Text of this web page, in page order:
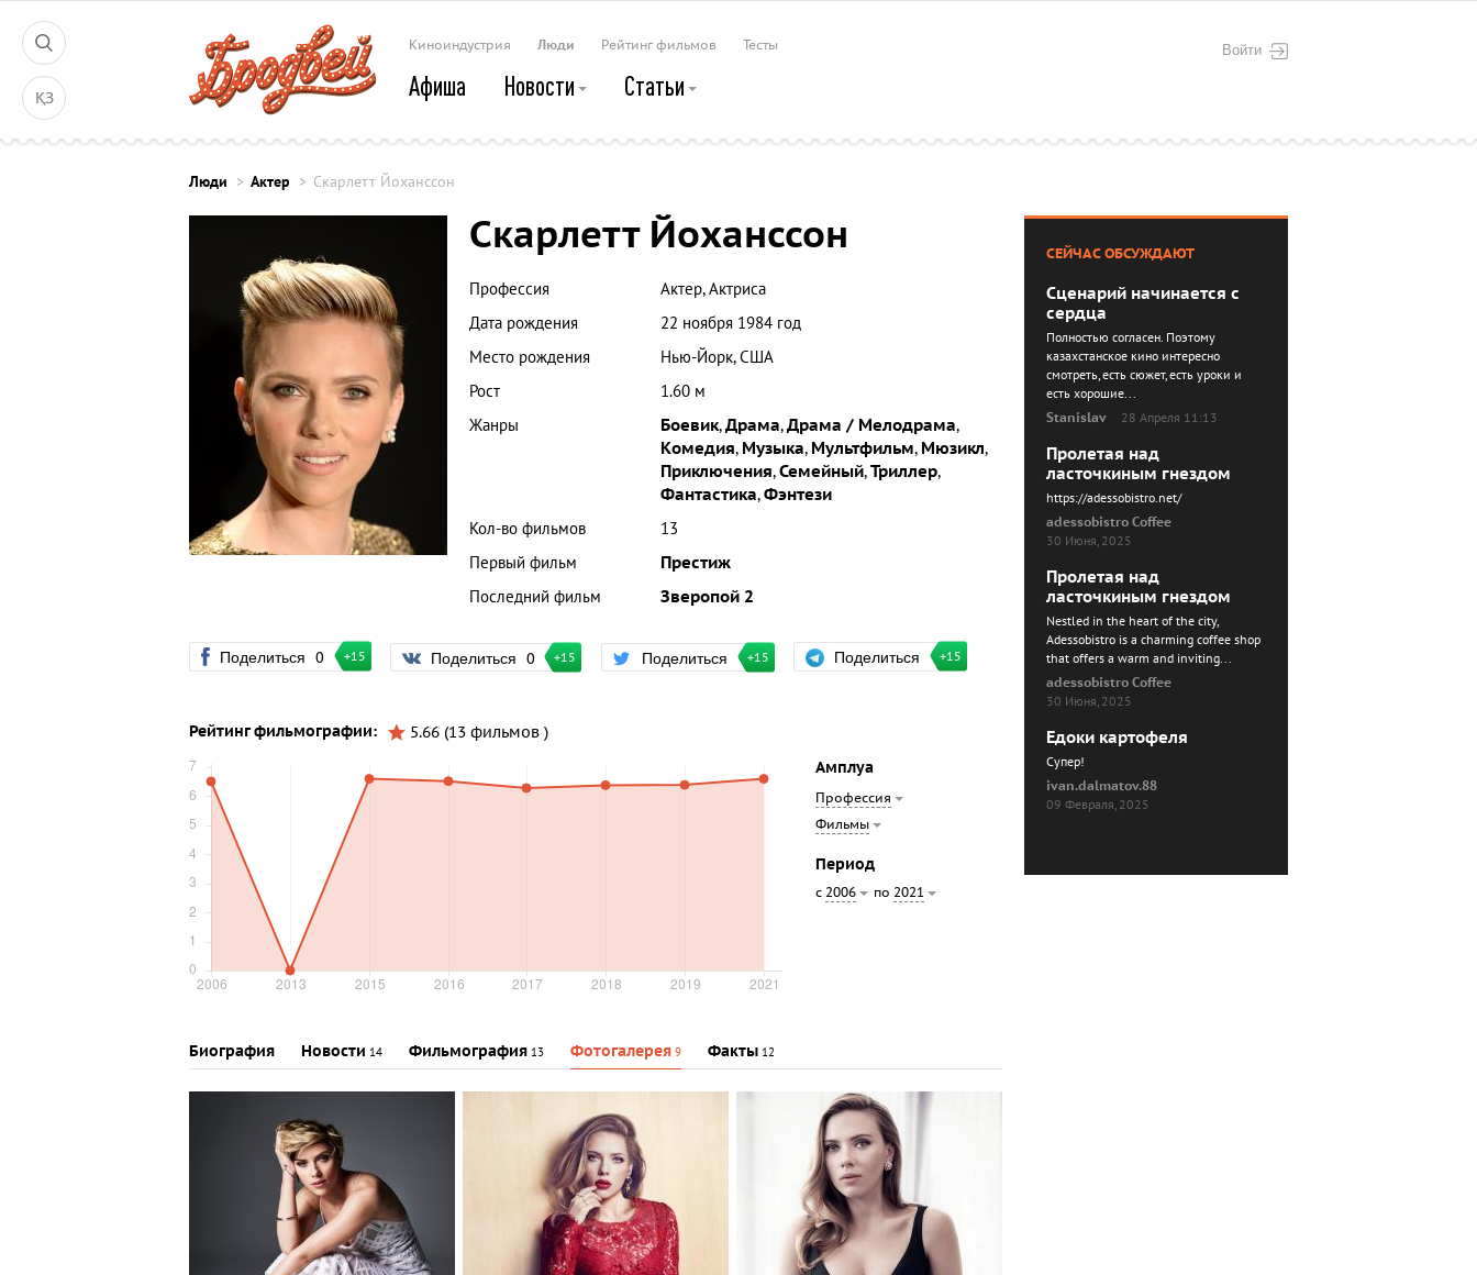
ҚЗ
Войти
Киноиндустрия Люди Рейтинг фильмов Тесты
Афиша Новости Статьи
Люди Актер Скарлетт Йоханссон
Скарлетт Йоханссон
Профессия
Актер, Актриса
Дата рождения
22 ноября 1984 год
Место рождения
Нью-Йорк, США
Рост
1.60 м
Жанры
Боевик,Драма,Драма / Мелодрама,
Комедия, Музыка, Мультфильм, Мюзикл,
Приключения,Семейный,Триллер,
Фантастика,Фэнтези
Кол-во фильмов
13
Первый фильм
Престиж
Последний фильм
Зверопой 2
Поделиться 0 +15 Поделиться 0 +15 Поделиться +15 Поделиться +15
Рейтинг фильмографии:
5.66 (13 фильмов )
Амплуа
Профессия
Фильмы
Период
с 2006 по 2021
Биография Новости 14 Фильмография 13 Фотогалерея 9 Факты 12
СЕЙЧАС ОБСУЖДАЮТ
Сценарий начинается с
сердца
Полностью согласен. Поэтому
казахстанское кино интересно
смотреть, есть сюжет, есть уроки и
есть хорошие...
Stanislav
28 Апреля 11:13
Пролетая над
ласточкиным гнездом
https://adessobistro.net/
adessobistro Coffee
30 Июня, 2025
Пролетая над
ласточкиным гнездом
Nestled in the heart of the city,
Adessobistro is a charming coffee shop
that offers a warm and inviting...
adessobistro Coffee
30 Июня, 2025
Едоки картофеля
Cупер!
ivan.dalmatov.88
09 Февраля, 2025